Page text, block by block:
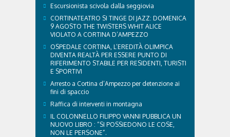
Escursionista scivola dalla seggiovia
CORTINATEATRO SI TINGE DI JAZZ: DOMENICA
9 AGOSTO THE TWISTERS WHIT ALICE
VIOLATO A CORTINA D’AMPEZZO
OSPEDALE CORTINA, L’EREDITÀ OLIMPICA
DIVENTA REALTÀ PER ESSERE PUNTO DI
RIFERIMENTO STABILE PER RESIDENTI, TURISTI
E SPORTIVI
Arresto a Cortina d’Ampezzo per detenzione ai
fini di spaccio
Raffica di interventi in montagna
IL COLONNELLO FILIPPO VANNI PUBBLICA UN
NUOVO LIBRO : “SI POSSIEDONO LE COSE,
NON LE PERSONE”.